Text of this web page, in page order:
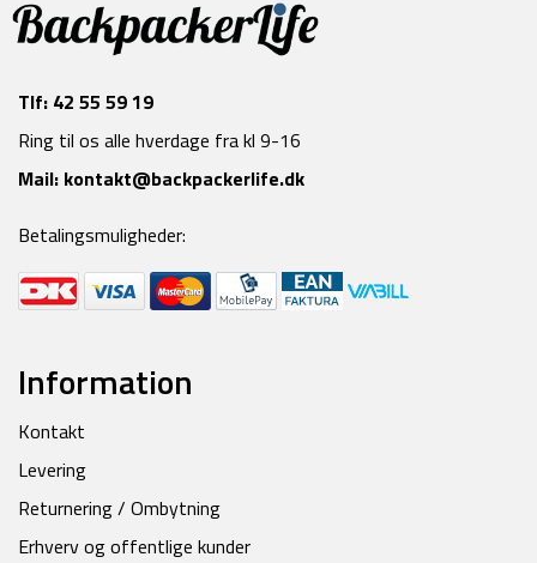
Tlf: 42 55 59 19
Ring til os alle hverdage fra kl 9-16
Mail: kontakt@backpackerlife.dk
Betalingsmuligheder:
Information
Kontakt
Levering
Returnering / Ombytning
Erhverv og offentlige kunder